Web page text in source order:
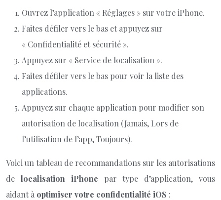
Ouvrez l’application « Réglages » sur votre iPhone.
Faites défiler vers le bas et appuyez sur
« Confidentialité et sécurité ».
Appuyez sur « Service de localisation ».
Faites défiler vers le bas pour voir la liste des
applications.
Appuyez sur chaque application pour modifier son
autorisation de localisation (Jamais, Lors de
l’utilisation de l’app, Toujours).
Voici un tableau de recommandations sur les autorisations
de localisation iPhone par type d’application, vous
aidant à optimiser votre confidentialité iOS :